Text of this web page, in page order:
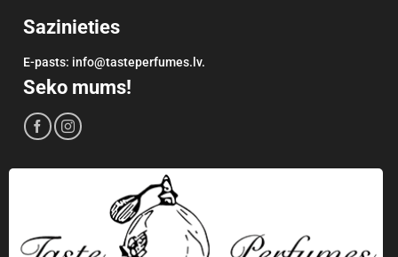
Sazinieties
E-pasts: info@tasteperfumes.lv.
Seko mums!